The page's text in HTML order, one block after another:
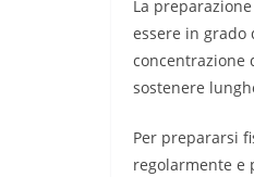
La
essere in grado
concentrazione
sostenere
Per prepararsi
regolarmente e